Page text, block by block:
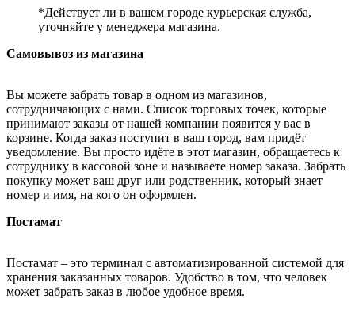
*Действует ли в вашем городе курьерская служба,
уточняйте у менеджера магазина.
Самовывоз из магазина
Вы можете забрать товар в одном из магазинов,
сотрудничающих с нами. Список торговых точек, которые
принимают заказы от нашей компании появится у вас в
корзине. Когда заказ поступит в ваш город, вам придёт
уведомление. Вы просто идёте в этот магазин, обращаетесь к
сотруднику в кассовой зоне и называете номер заказа. Забрать
покупку может ваш друг или родственник, который знает
номер и имя, на кого он оформлен.
Постамат
Постамат – это терминал с автоматизированной системой для
хранения заказанных товаров. Удобство в том, что человек
может забрать заказ в любое удобное время.